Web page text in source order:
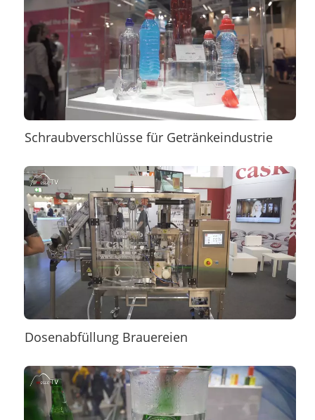
Schraubverschlüsse für Getränkeindustrie
Dosenabfüllung Brauereien